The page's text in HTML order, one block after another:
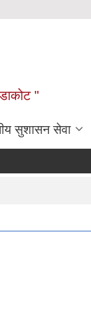
"
सुशासन सेवा